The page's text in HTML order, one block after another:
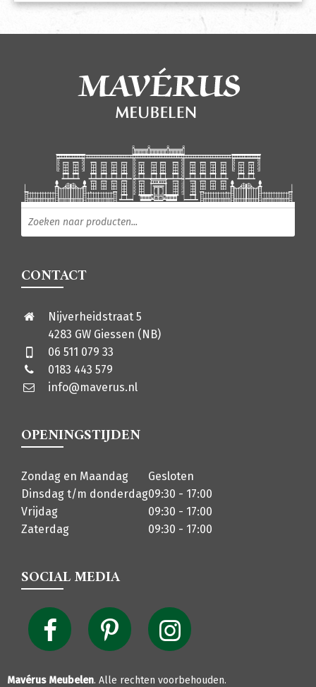
Producten zoeken
CONTACT
Nijverheidstraat 5
4283 GW Giessen (NB)
06 511 079 33
0183 443 579
info@maverus.nl
OPENINGSTIJDEN
Zondag en Maandag
Gesloten
Dinsdag t/m donderdag09:30 - 17:00
Vrijdag
09:30 - 17:00
Zaterdag
09:30 - 17:00
SOCIAL MEDIA
Mavérus Meubelen. Alle rechten voorbehouden.